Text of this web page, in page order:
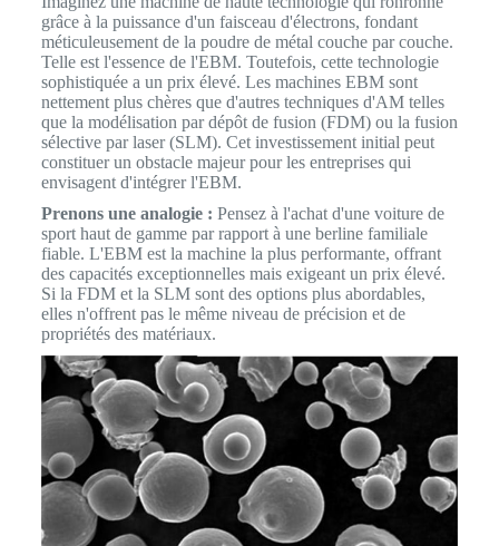
grâce à la puissance d'un faisceau d'électrons, fondant
méticuleusement de la poudre de métal couche par couche.
Telle est l'essence de l'EBM. Toutefois, cette technologie
sophistiquée a un prix élevé. Les machines EBM sont
nettement plus chères que d'autres techniques d'AM telles
que la modélisation par dépôt de fusion (FDM) ou la fusion
sélective par laser (SLM). Cet investissement initial peut
constituer un obstacle majeur pour les entreprises qui
envisagent d'intégrer l'EBM.
Prenons une analogie : Pensez à l'achat d'une voiture de
sport haut de gamme par rapport à une berline familiale
fiable. L'EBM est la machine la plus performante, offrant
des capacités exceptionnelles mais exigeant un prix élevé.
Si la FDM et la SLM sont des options plus abordables,
elles n'offrent pas le même niveau de précision et de
propriétés des matériaux.